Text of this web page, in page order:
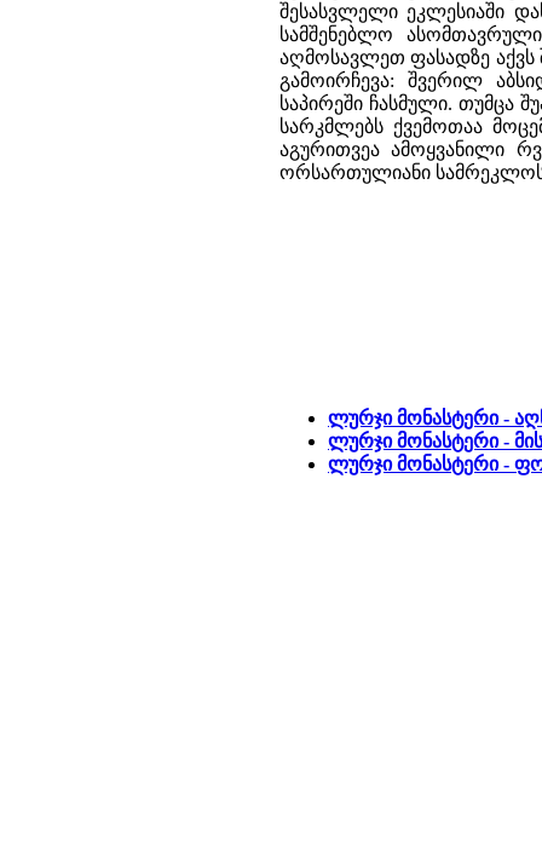
შესასვლელი ეკლესიაში
სამშენებლო
აღმოსავლეთ ფასადზე აქვს
გამოირჩევა: შვერილ
საპირეში ჩასმული. თუმცა
სარკმლებს ქვემოთაა
აგურითვეა ამოყვანილი
ორსართულიანი სამრეკლოს
ლურჯი მონასტერი -
ლურჯი მონასტერი -
ლურჯი მონასტერი -